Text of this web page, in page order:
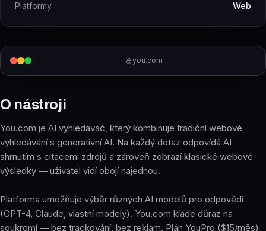
you.com
O nástroji
You.com je AI vyhledávač, který kombinuje tradiční webové
vyhledávání s generativní AI. Na každý dotaz odpovídá AI
shrnutím s citacemi zdrojů a zároveň zobrazí klasické webové
výsledky — uživatel vidí obojí najednou.
Platforma umožňuje výběr různých AI modelů pro odpovědi
(GPT-4, Claude, vlastní modely). You.com klade důraz na
soukromí — bez trackování, bez reklam. Plán YouPro ($15/měs)
Platformy Web